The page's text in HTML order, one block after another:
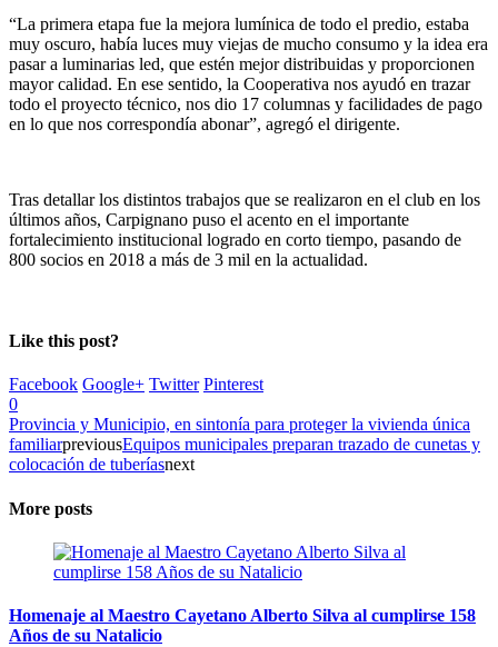
“La primera etapa fue la mejora lumínica de todo el predio, estaba
muy oscuro, había luces muy viejas de mucho consumo y la idea era
pasar a luminarias led, que estén mejor distribuidas y proporcionen
mayor calidad. En ese sentido, la Cooperativa nos ayudó en trazar
todo el proyecto técnico, nos dio 17 columnas y facilidades de pago
en lo que nos correspondía abonar”, agregó el dirigente.
Tras detallar los distintos trabajos que se realizaron en el club en los
últimos años, Carpignano puso el acento en el importante
fortalecimiento institucional logrado en corto tiempo, pasando de
800 socios en 2018 a más de 3 mil en la actualidad.
Like this post?
Facebook Google+ Twitter Pinterest
0
Provincia y Municipio, en sintonía para proteger la vivienda única
familiarpreviousEquipos municipales preparan trazado de cunetas y
colocación de tuberíasnext
More posts
Homenaje al Maestro Cayetano Alberto Silva al cumplirse 158
Años de su Natalicio